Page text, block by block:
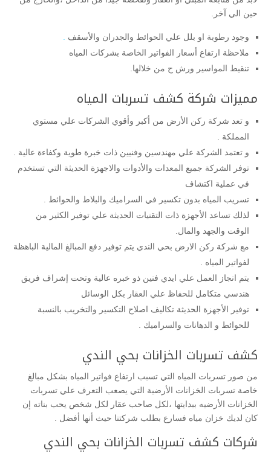
حين الي آخر.
وجود رطوبة او بلل علي الحوائط والجدران والأسقف
ملاحظة ارتفاع أسعار الفواتير الخاصة بشركات المياه
تنقيط المواسير ورش ح من خلالها.
مميزات شركة كشف تسربات المياه
و تعد شركة ركن الأرض من أكبر وأقوي الشركات علي مستوي
المملكة .
و تعتمد الشركة علي مهندسين وفنيين ذات خبرة طوية وكفاءة عالية .
توفر الشركة جميع المعدات والأدوات والاجهزة الحديثة التي تستخدم
في عملية اكتشاف
تسريب المياه بدون تكسير في السراميك والبلاط والحوائط .
لذلك تساعد الأجهزة ذات التقنيات الحديثة علي توفير الكثير من
الوقت والجهد والمال.
مع شركة ركن الارض بحي الندي يتم توفير دفع المبالغ المالية الباهظة
لفواتير المياه .
يتم انجاز العمل علي ايدي فنين ذو خبره عالية وتحت إشراف فريق
هندسي متكامل للحفاظ علي العقار بكل الوسائل
توفير الأجهزة الحديثة تكاليف اصلاح التكسير والتخريب بالنسبة
للحوائط و الدهانات والسراميك .
كشف تسربات الخزانات بحي الندي
من صور تسربات المياه التي تسبب ارتفاع فواتير المياه بشكل مبالغ
خاصة تسربات الخزانات الأرضية التي يصعب التعرف علي تسربات
الخزانات الأرضيه ببدايتها ،لكل صاحب عقار لكل شخص يحب بناته إن
كان لديك خزان مياه فسارع بطلب شركتنا حيث أنها أفضل .
شركات كشف تسربات الخزانات بحي الندي